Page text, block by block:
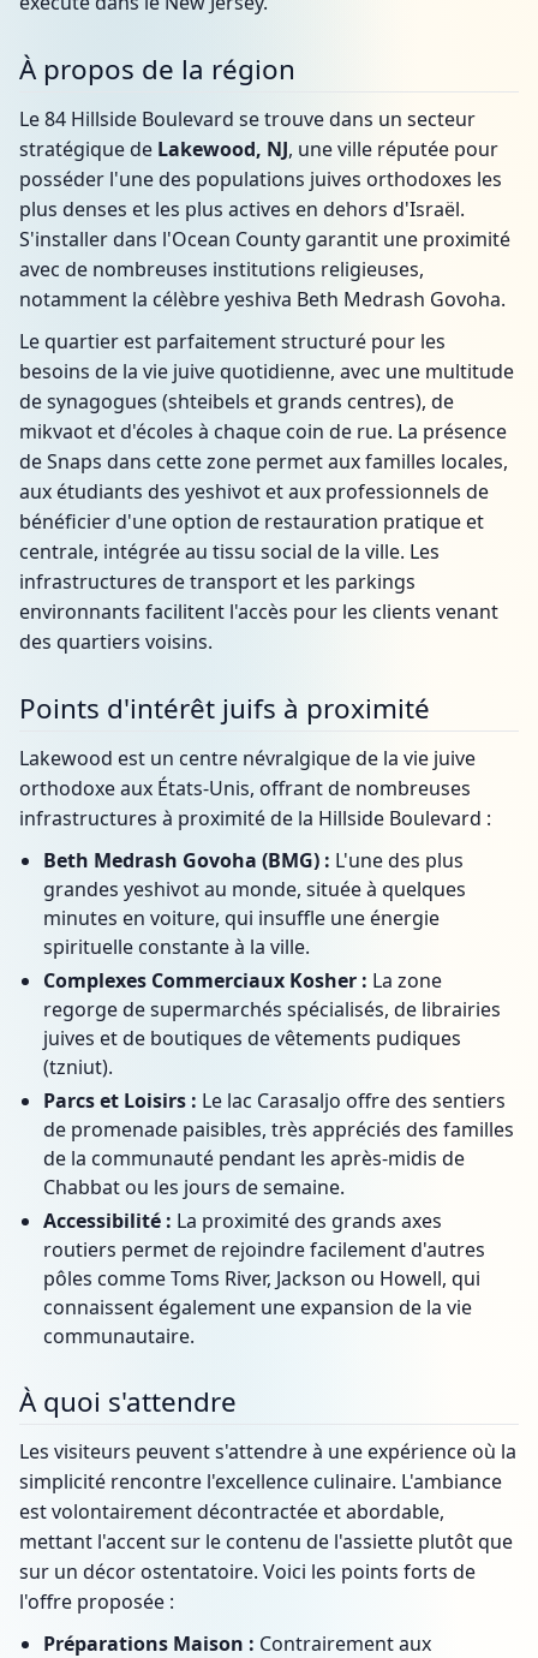
À propos de la région
Le 84 Hillside Boulevard se trouve dans un secteur
stratégique de Lakewood, NJ, une ville réputée pour
posséder l'une des populations juives orthodoxes les
plus denses et les plus actives en dehors d'Israël.
S'installer dans l'Ocean County garantit une proximité
avec de nombreuses institutions religieuses,
notamment la célèbre yeshiva Beth Medrash Govoha.
Le quartier est parfaitement structuré pour les
besoins de la vie juive quotidienne, avec une multitude
de synagogues (shteibels et grands centres), de
mikvaot et d'écoles à chaque coin de rue. La présence
de Snaps dans cette zone permet aux familles locales,
aux étudiants des yeshivot et aux professionnels de
bénéficier d'une option de restauration pratique et
centrale, intégrée au tissu social de la ville. Les
infrastructures de transport et les parkings
environnants facilitent l'accès pour les clients venant
des quartiers voisins.
Points d'intérêt juifs à proximité
Lakewood est un centre névralgique de la vie juive
orthodoxe aux États-Unis, offrant de nombreuses
infrastructures à proximité de la Hillside Boulevard :
Beth Medrash Govoha (BMG) : L'une des plus
grandes yeshivot au monde, située à quelques
minutes en voiture, qui insuffle une énergie
spirituelle constante à la ville.
Complexes Commerciaux Kosher : La zone
regorge de supermarchés spécialisés, de librairies
juives et de boutiques de vêtements pudiques
(tzniut).
Parcs et Loisirs : Le lac Carasaljo offre des sentiers
de promenade paisibles, très appréciés des familles
de la communauté pendant les après-midis de
Chabbat ou les jours de semaine.
Accessibilité : La proximité des grands axes
routiers permet de rejoindre facilement d'autres
pôles comme Toms River, Jackson ou Howell, qui
connaissent également une expansion de la vie
communautaire.
À quoi s'attendre
Les visiteurs peuvent s'attendre à une expérience où la
simplicité rencontre l'excellence culinaire. L'ambiance
est volontairement décontractée et abordable,
mettant l'accent sur le contenu de l'assiette plutôt que
sur un décor ostentatoire. Voici les points forts de
l'offre proposée :
Préparations Maison : Contrairement aux